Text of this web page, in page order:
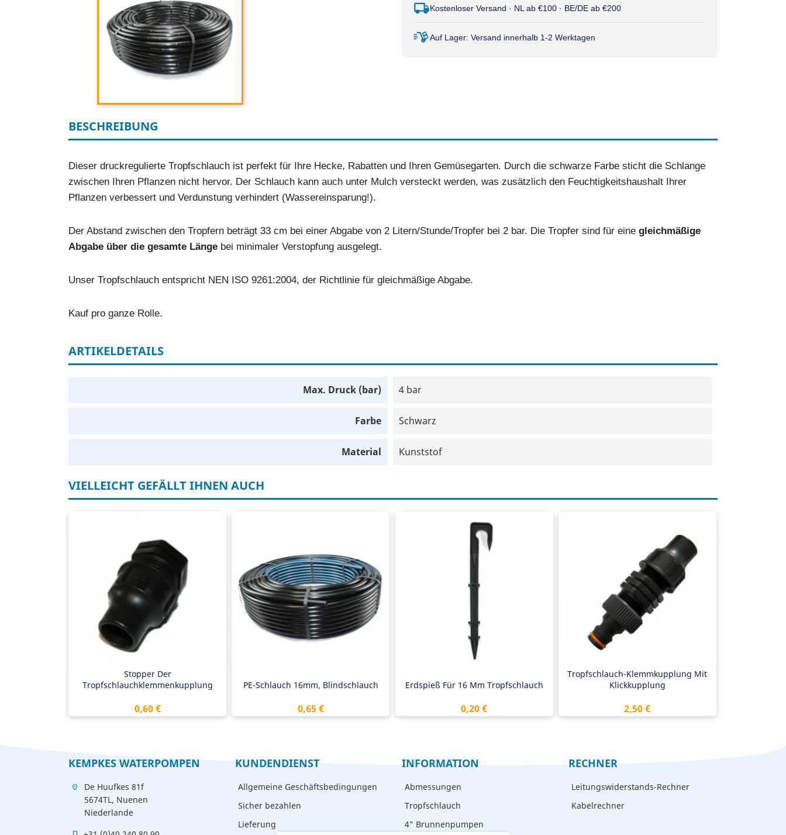
Kostenloser Versand · NL ab €100 · BE/DE ab €200
Auf Lager: Versand innerhalb 1-2 Werktagen
BESCHREIBUNG
Dieser druckregulierte Tropfschlauch ist perfekt für Ihre Hecke, Rabatten und Ihren Gemüsegarten. Durch die schwarze Farbe sticht die Schlange
zwischen Ihren Pflanzen nicht hervor. Der Schlauch kann auch unter Mulch versteckt werden, was zusätzlich den Feuchtigkeitshaushalt Ihrer
Pflanzen verbessert und Verdunstung verhindert (Wassereinsparung!).
Der Abstand zwischen den Tropfern beträgt 33 cm bei einer Abgabe von 2 Litern/Stunde/Tropfer bei 2 bar. Die Tropfer sind für eine gleichmäßige
Abgabe über die gesamte Länge bei minimaler Verstopfung ausgelegt.
Unser Tropfschlauch entspricht NEN ISO 9261:2004, der Richtlinie für gleichmäßige Abgabe.
Kauf pro ganze Rolle.
ARTIKELDETAILS
Max. Druck (bar) 4 bar
Farbe Schwarz
Material Kunststof
VIELLEICHT GEFÄLLT IHNEN AUCH
Stopper Der
Tropfschlauchklemmenkupplung
Preis
0,60 €
Tropfschlauchkupplung
Endstation
Belastbar bis 6 bar
PE-Schlauch 16mm, Blindschlauch
Preis
0,65 €
PE-Schlauch 16mm
Verbindungsschlauch
Wandstärke 1,1 mm
Belastbar bis 4 bar
Erdspieß Für 16 Mm Tropfschlauch
Preis
0,20 €
Geeignet für 16-mm-Schlauch
Tropfschlauch-Klemmkupplung Mit
Klickkupplung
Preis
2,50 €
Tropfschlauchkupplung
Klicken Sie auf den Link
Belastbar bis 6 bar
KEMPKES WATERPOMPEN
location_on
De Huufkes 81f
5674TL, Nuenen
Niederlande
KUNDENDIENST
Allgemeine Geschäftsbedingungen
Sicher bezahlen
Lieferung
INFORMATION
Abmessungen
Tropfschlauch
4" Brunnenpumpen
RECHNER
Leitungswiderstands-Rechner
Kabelrechner